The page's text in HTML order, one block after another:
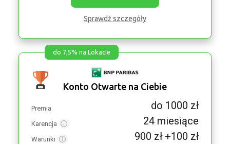
Sprawdź szczegóły
do 7,5% na Lokacie
Konto Otwarte na Ciebie
Premia do 1000 zł
Karencja 24 miesiące
Warunki 900 zł +100 zł